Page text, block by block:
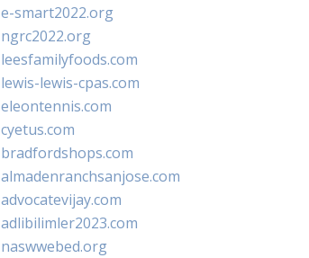
e-smart2022.org
ngrc2022.org
leesfamilyfoods.com
lewis-lewis-cpas.com
eleontennis.com
cyetus.com
bradfordshops.com
almadenranchsanjose.com
advocatevijay.com
adlibilimler2023.com
naswwebed.org